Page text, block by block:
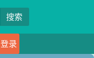
搜索
登录